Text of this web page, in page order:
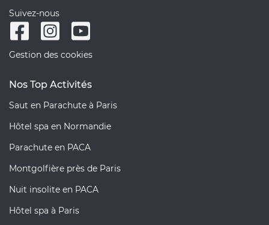
Suivez-nous
Gestion des cookies
Nos Top Activités
Saut en Parachute à Paris
Hôtel spa en Normandie
Parachute en PACA
Montgolfière près de Paris
Nuit insolite en PACA
Hôtel spa à Paris